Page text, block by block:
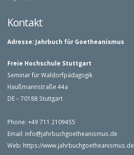
Kontakt
Adresse: Jahrbuch für Goetheanismus
Freie Hochschule Stuttgart
Seminar für Waldorfpädagogik
Haußmannstraße 44a
DE – 70188 Stuttgart
Phone: +49 711 2109455
Email: info@jahrbuchgoetheanismus.de
Web: https://www.jahrbuchgoetheanismus.de